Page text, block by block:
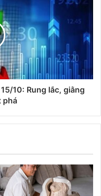
10: Rung lắc, giằng
phá